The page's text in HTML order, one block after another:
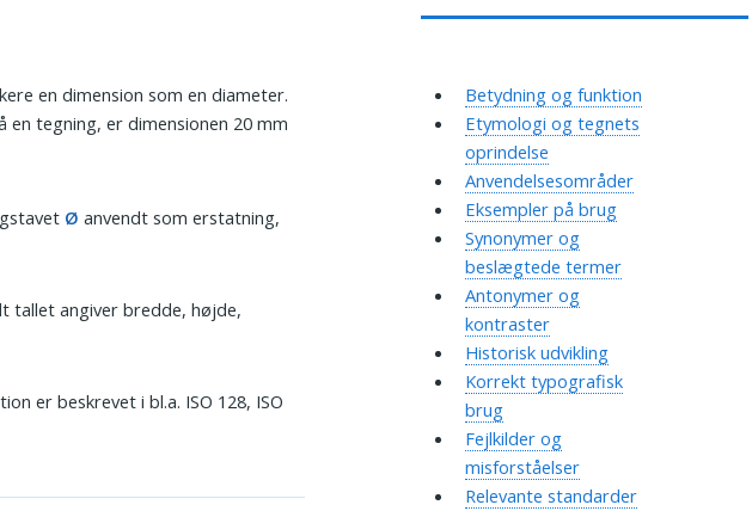
en dimension som en diameter.
en tegning, er dimensionen 20 mm
Ø anvendt som erstatning,
tallet angiver bredde, højde,
er beskrevet i bl.a. ISO 128, ISO
Betydning og funktion
Etymologi og tegnets
oprindelse
Anvendelsesområder
Eksempler på brug
Synonymer og
beslægtede termer
Antonymer og
kontraster
Historisk udvikling
Korrekt typografisk
brug
Fejlkilder og
misforståelser
Relevante standarder